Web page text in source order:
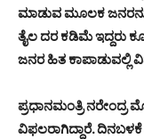
ಮಾಡುವ ಮೂಲಕ
ತೈಲ ದರ ಕಡಿಮೆ ಇದ್ದರು
ಜನರ ಹಿತ ಕಾಪಾಡುವಲ್ಲಿ
ಪ್ರಧಾನಮಂತ್ರಿ
ವಿಫಲರಾಗಿದ್ದಾರೆ. ದಿನಬಳಕೆ